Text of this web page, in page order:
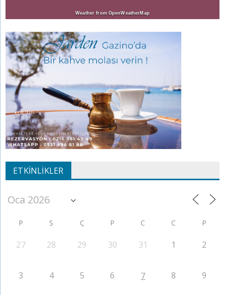
Weather from OpenWeatherMap
ETKINLIKLER
P S Ç P C C P
27 28 29 30 31 1 2
3 4 5 6 7 8 9